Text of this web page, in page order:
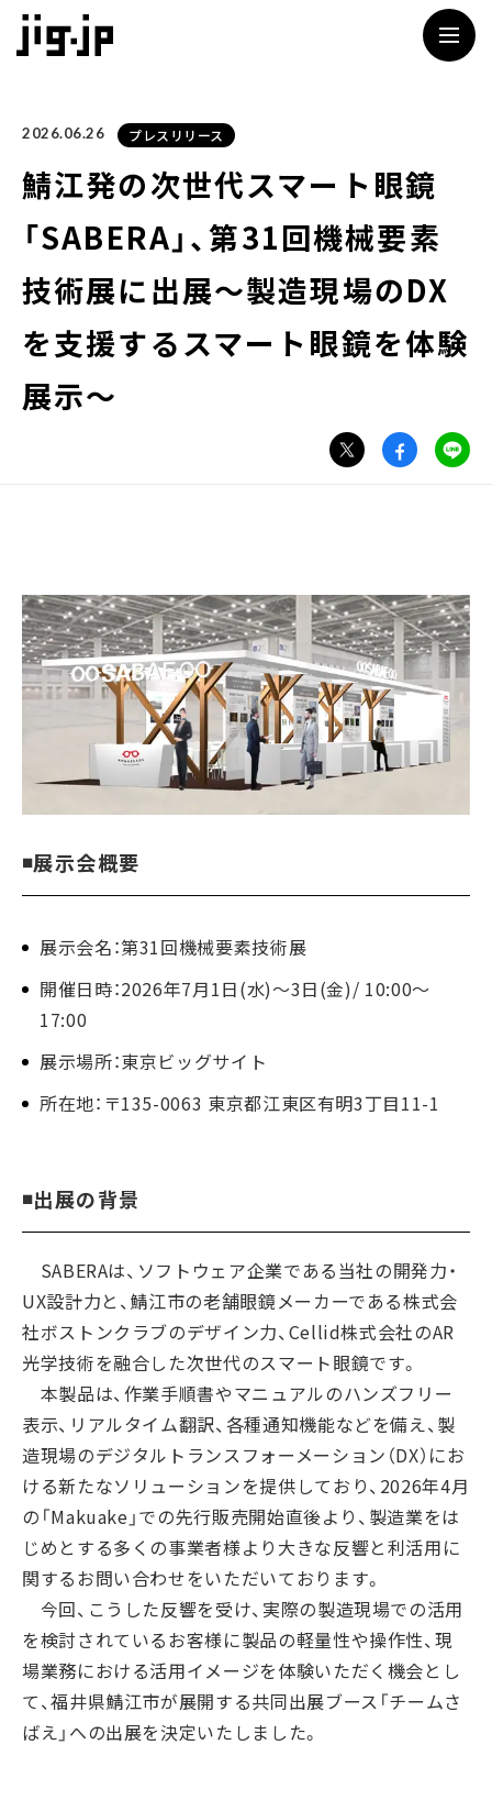
2026.06.26 プレスリリース
鯖江発の次世代スマート眼鏡
「SABERA」、第31回機械要素
技術展に出展～製造現場のDX
を支援するスマート眼鏡を体験
展示～
◾展示会概要
展示会名：第31回機械要素技術展
開催日時：2026年7月1日(水)〜3日(金)/ 10:00～
17:00
展示場所：東京ビッグサイト
所在地：〒135-0063 東京都江東区有明3丁目11-1
◾️出展の背景
SABERAは、ソフトウェア企業である当社の開発力・
UX設計力と、鯖江市の老舗眼鏡メーカーである株式会
社ボストンクラブのデザイン力、Cellid株式会社のAR
光学技術を融合した次世代のスマート眼鏡です。
本製品は、作業手順書やマニュアルのハンズフリー
表示、リアルタイム翻訳、各種通知機能などを備え、製
造現場のデジタルトランスフォーメーション（DX）にお
ける新たなソリューションを提供しており、2026年4月
の「Makuake」での先行販売開始直後より、製造業をは
じめとする多くの事業者様より大きな反響と利活用に
関するお問い合わせをいただいております。
今回、こうした反響を受け、実際の製造現場での活用
を検討されているお客様に製品の軽量性や操作性、現
場業務における活用イメージを体験いただく機会とし
て、福井県鯖江市が展開する共同出展ブース「チームさ
ばえ」への出展を決定いたしました。